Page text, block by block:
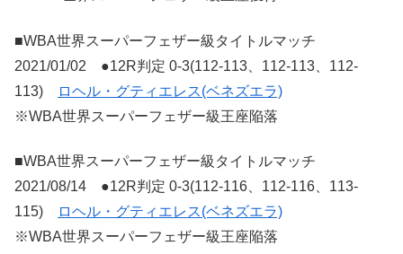
■WBA世界スーパーフェザー級タイトルマッチ
2021/01/02 ●12R判定 0-3(112-113、112-113、112-
113)
ロヘル・グティエレス(ベネズエラ)
※WBA世界スーパーフェザー級王座陥落
■WBA世界スーパーフェザー級タイトルマッチ
2021/08/14 ●12R判定 0-3(112-116、112-116、113-
115)
ロヘル・グティエレス(ベネズエラ)
※WBA世界スーパーフェザー級王座陥落